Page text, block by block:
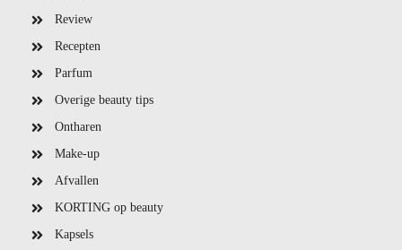
Review
Recepten
Parfum
Overige beauty tips
Ontharen
Make-up
Afvallen
KORTING op beauty
Kapsels